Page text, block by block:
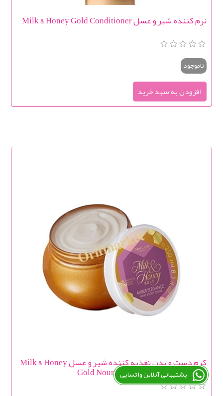
نرم کننده شیر و عسل Milk & Honey Gold Conditioner
ناموجود
کرم دست و بدن تغذیه کننده شیر و عسل Milk & Honey
Gold Nourishing Hand & Body Cream
پشتیبانی آنلاین واتساپی